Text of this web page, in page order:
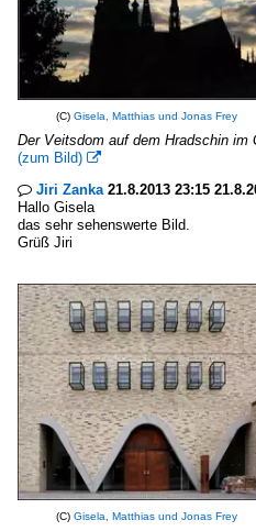
(C) Gisela, Matthias und Jonas Frey
Der Veitsdom auf dem Hradschin im
(zum Bild) 
 Jiri Zanka21.8.2013 23:15
Hallo Gisela
das sehr sehenswerte Bild.
Grüß Jiri
(C) Gisela, Matthias und Jonas Frey